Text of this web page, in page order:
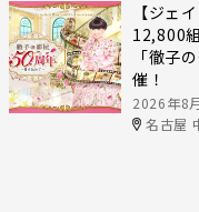
【ジェ
12,800
「徹子
催！
2026年8
名古屋